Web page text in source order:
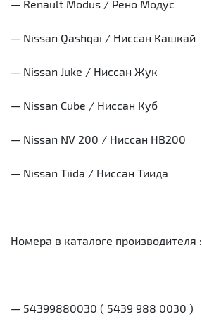
— Renault Modus / Рено Модус
— Nissan Qashqai / Ниссан Кашкай
— Nissan Juke / Ниссан Жук
— Nissan Cube / Ниссан Куб
— Nissan NV 200 / Ниссан НВ200
— Nissan Tiida / Ниссан Тиида
Номера в каталоге производителя :
— 54399880030 ( 5439 988 0030 )